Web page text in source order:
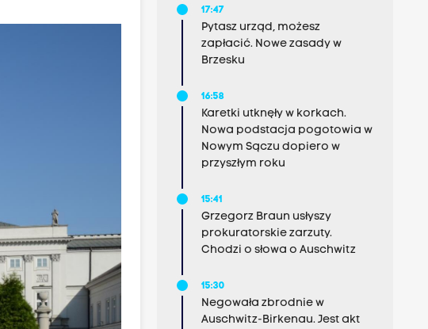
17:47
Pytasz urząd, możesz
zapłacić. Nowe zasady w
Brzesku
16:58
Karetki utknęły w korkach.
Nowa podstacja pogotowia w
Nowym Sączu dopiero w
przyszłym roku
15:41
Grzegorz Braun usłyszy
prokuratorskie zarzuty.
Chodzi o słowa o Auschwitz
15:30
Negowała zbrodnie w
Auschwitz-Birkenau. Jest akt